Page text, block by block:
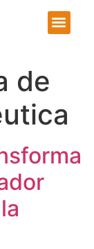
de